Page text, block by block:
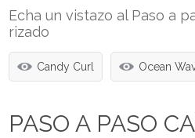
Echa un vistazo al Paso a
rizado
Candy Curl Ocean
PASO A PASO